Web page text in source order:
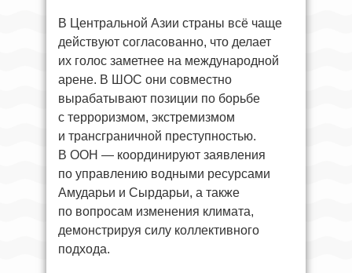
В Центральной Азии страны всё чаще
действуют согласованно, что делает
их голос заметнее на международной
арене. В ШОС они совместно
вырабатывают позиции по борьбе
с терроризмом, экстремизмом
и трансграничной преступностью.
В ООН — координируют заявления
по управлению водными ресурсами
Амударьи и Сырдарьи, а также
по вопросам изменения климата,
демонстрируя силу коллективного
подхода.